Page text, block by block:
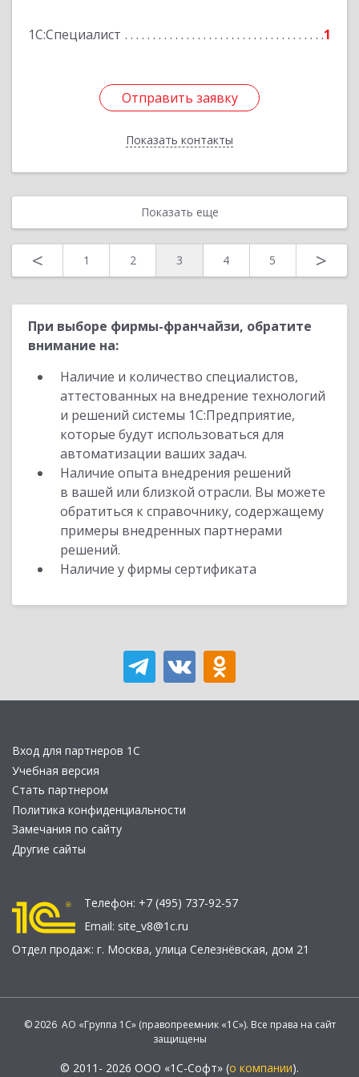
1С:Специалист 1
Отправить заявку
Показать контакты
Подробнее
Отправить заявку
Назад
Показать еще
< 1 2 3 4 5 >
При выборе фирмы-франчайзи, обратите
внимание на:
Наличие и количество специалистов,
аттестованных на внедрение технологий
и решений системы 1С:Предприятие,
которые будут использоваться для
автоматизации ваших задач.
Наличие опыта внедрения решений
в вашей или близкой отрасли. Вы можете
обратиться к справочнику, содержащему
примеры внедренных партнерами
решений.
Наличие у фирмы сертификата
Вход для партнеров 1С
Учебная версия
Стать партнером
Политика конфиденциальности
Замечания по сайту
Другие сайты
Телефон: +7 (495) 737-92-57
Email: site_v8@1c.ru
Отдел продаж: г. Москва, улица Селезнёвская, дом 21
© 2026 АО «Группа 1С» (правопреемник «1С»). Все права на сайт
защищены
© 2011- 2026 ООО «1С-Софт» (о компании).